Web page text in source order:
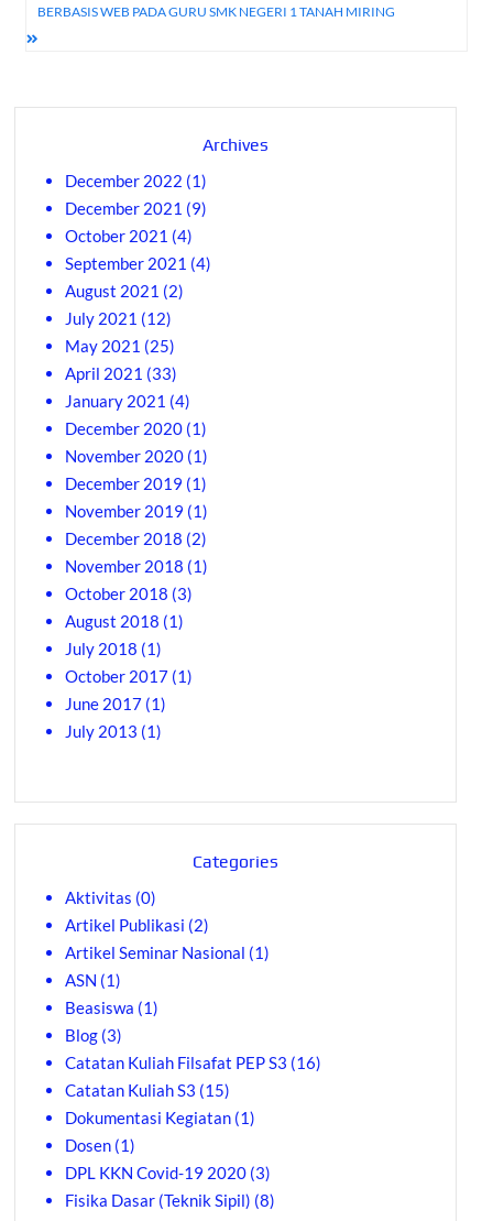
BERBASIS WEB PADA GURU SMK NEGERI 1 TANAH MIRING
Archives
December 2022 (1)
December 2021 (9)
October 2021 (4)
September 2021 (4)
August 2021 (2)
July 2021 (12)
May 2021 (25)
April 2021 (33)
January 2021 (4)
December 2020 (1)
November 2020 (1)
December 2019 (1)
November 2019 (1)
December 2018 (2)
November 2018 (1)
October 2018 (3)
August 2018 (1)
July 2018 (1)
October 2017 (1)
June 2017 (1)
July 2013 (1)
Categories
Aktivitas (0)
Artikel Publikasi (2)
Artikel Seminar Nasional (1)
ASN (1)
Beasiswa (1)
Blog (3)
Catatan Kuliah Filsafat PEP S3 (16)
Catatan Kuliah S3 (15)
Dokumentasi Kegiatan (1)
Dosen (1)
DPL KKN Covid-19 2020 (3)
Fisika Dasar (Teknik Sipil) (8)